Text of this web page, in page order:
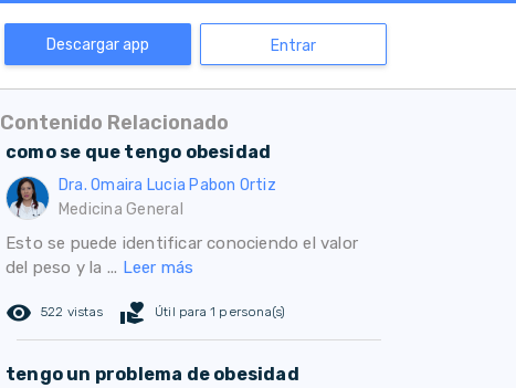
Descargar app Entrar
Contenido Relacionado
como se que tengo obesidad
Dra. Omaira Lucia Pabon Ortiz
Medicina General
Esto se puede identificar conociendo el valor
del peso y la ... Leer más
remove_red_eye 522 vistas volunteer_activism Útil para 1 persona(s)
tengo un problema de obesidad